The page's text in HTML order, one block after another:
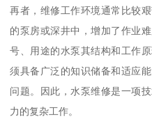
再者，维修工作环境通常比较
的泵房或深井中，增加了作业
号、用途的水泵其结构和工作
须具备广泛的知识储备和适应
问题。因此，水泵维修是一项
力的复杂工作。